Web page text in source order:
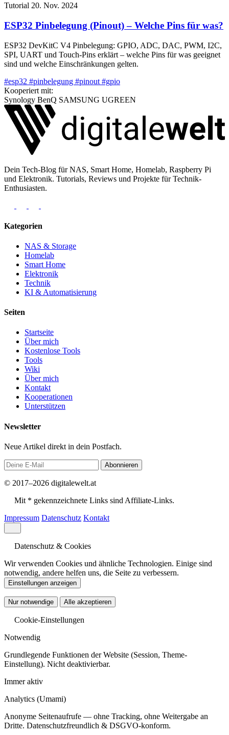
Tutorial 20. Nov. 2024
ESP32 Pinbelegung (Pinout) – Welche Pins für was?
ESP32 DevKitC V4 Pinbelegung: GPIO, ADC, DAC, PWM, I2C,
SPI, UART und Touch-Pins erklärt – welche Pins für was geeignet
sind und welche Einschränkungen gelten.
#esp32 #pinbelegung #pinout #gpio
Kooperiert mit:
Synology BenQ SAMSUNG UGREEN
Dein Tech-Blog für NAS, Smart Home, Homelab, Raspberry Pi
und Elektronik. Tutorials, Reviews und Projekte für Technik-
Enthusiasten.
Kategorien
NAS & Storage
Homelab
Smart Home
Elektronik
Technik
KI & Automatisierung
Seiten
Startseite
Über mich
Kostenlose Tools
Tools
Wiki
Über mich
Kontakt
Kooperationen
Unterstützen
Newsletter
Neue Artikel direkt in dein Postfach.
Abonnieren
© 2017–2026 digitalewelt.at
Mit * gekennzeichnete Links sind Affiliate-Links.
Impressum Datenschutz Kontakt
Datenschutz & Cookies
Wir verwenden Cookies und ähnliche Technologien. Einige sind
notwendig, andere helfen uns, die Seite zu verbessern.
Einstellungen anzeigen
Nur notwendige Alle akzeptieren
Cookie-Einstellungen
Notwendig
Grundlegende Funktionen der Website (Session, Theme-
Einstellung). Nicht deaktivierbar.
Immer aktiv
Analytics (Umami)
Anonyme Seitenaufrufe — ohne Tracking, ohne Weitergabe an
Dritte. Datenschutzfreundlich & DSGVO-konform.